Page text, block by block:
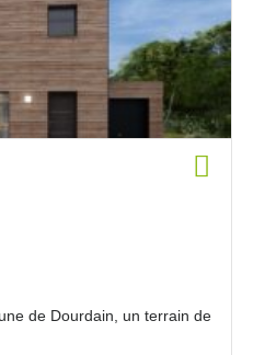
de Dourdain, un terrain de